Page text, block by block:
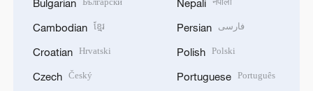
Bulgarian
Cambodian ខ្មែរ
Croatian Hrvatski
Czech Český
Nepali
Persian فارسی
Polish Polski
Portuguese Português